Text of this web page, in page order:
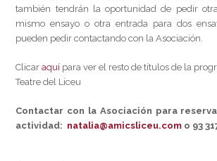
también tendrán la oportunidad de pedir
mismo ensayo o otra entrada para dos
pueden pedir contactando con la Asociación.
Clicaraquí para ver el resto de títulos de la
Teatre del Liceu
Contactar con la Asociación para
actividad: natalia@amicsliceu.com o 93